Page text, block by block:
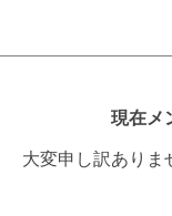
現在メ
大変申し訳ありま